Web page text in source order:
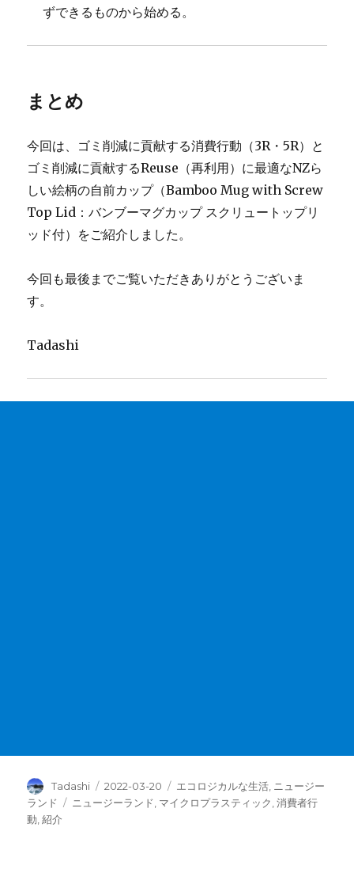
ずできるものから始める。
まとめ
今回は、ゴミ削減に貢献する消費行動（3R・5R）と
ゴミ削減に貢献するReuse（再利用）に最適なNZら
しい絵柄の自前カップ（Bamboo Mug with Screw
Top Lid：バンブーマグカップ スクリュートップリ
ッド付）をご紹介しました。
今回も最後までご覧いただきありがとうございま
す。
Tadashi
投
稿
者
Tadashi
投
稿
2022-03-20
カ
テ
エコロジカルな生活 ニュージー
ランド
タ
ニュージーランド マイクロプラスティック ,消費者行
動 ,紹介